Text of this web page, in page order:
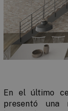
En el último
presentó una